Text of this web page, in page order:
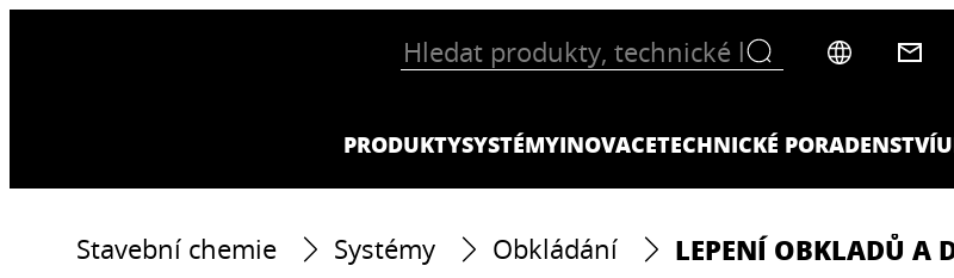
PRODUKTYSYSTÉMYINOVACETECHNICKÉ PORADENSTVÍ
Stavební chemie Systémy Obkládání LEPENÍ OBKLADŮ A